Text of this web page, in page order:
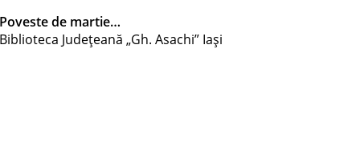
Poveste de martie…
Biblioteca Judeţeană „Gh. Asachi” Iaşi